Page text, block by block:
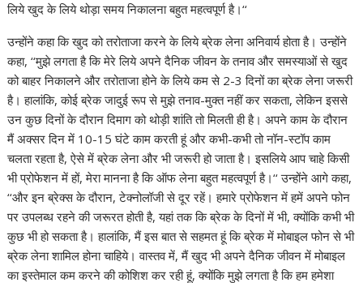
लिये खुद के लिये थोड़ा समय निकालना बहुत महत्वपूर्ण है।‘‘
उन्होंने कहा कि खुद को तरोताजा करने के लिये ब्रेक लेना अनिवार्य होता है। उन्होंने
कहा, ‘‘मुझे लगता है कि मेरे लिये अपने दैनिक जीवन के तनाव और समस्याओं से खुद
को बाहर निकालने और तरोताजा होने के लिये कम से 2-3 दिनों का ब्रेक लेना जरूरी
है। हालांकि, कोई ब्रेक जादुई रूप से मुझे तनाव-मुक्त नहीं कर सकता, लेकिन इससे
उन कुछ दिनों के दौरान दिमाग को थोड़ी शांति तो मिलती ही है। अपने काम के दौरान
मैं अक्सर दिन में 10-15 घंटे काम करती हूं और कभी-कभी तो नॉन-स्टॉप काम
चलता रहता है, ऐसे में ब्रेक लेना और भी जरूरी हो जाता है। इसलिये आप चाहे किसी
भी प्रोफेशन में हों, मेरा मानना है कि ऑफ लेना बहुत महत्वपूर्ण है।‘‘ उन्होंने आगे कहा,
‘‘और इन ब्रेक्स के दौरान, टेक्नोलॉजी से दूर रहें। हमारे प्रोफेशन में हमें अपने फोन
पर उपलब्ध रहने की जरूरत होती है, यहां तक कि ब्रेक के दिनों में भी, क्योंकि कभी भी
कुछ भी हो सकता है। हालांकि, मैं इस बात से सहमत हूं कि ब्रेक में मोबाइल फोन से भी
ब्रेक लेना शामिल होना चाहिये। वास्तव में, मैं खुद भी अपने दैनिक जीवन में मोबाइल
का इस्तेमाल कम करने की कोशिश कर रही हूं, क्योंकि मुझे लगता है कि हम हमेशा